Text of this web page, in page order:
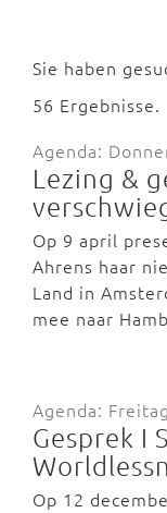
Sie haben
56 Ergebnisse.
Agenda:
Lezing &
Op 9 april
Ahrens haar
Land in
mee naar
Agenda:
Gesprek I
Op 12